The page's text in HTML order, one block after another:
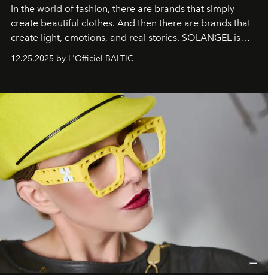
In the world of fashion, there are brands that simply
create beautiful clothes. And then there are brands that
create light, emotions, and real stories. SOLANGEL is
12.25.2025 by L'Officiel BALTIC